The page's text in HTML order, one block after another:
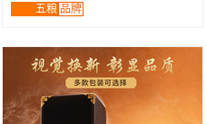
五粮 品牌